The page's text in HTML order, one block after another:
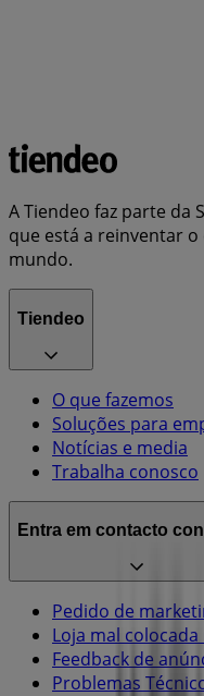
A Tiendeo faz parte da
que está a reinventar
mundo.
Tiendeo
O que fazemos
Soluções para
Notícias e media
Trabalha conosco
Entra em contacto
Pedido de
Loja mal
Feedback de
Problemas